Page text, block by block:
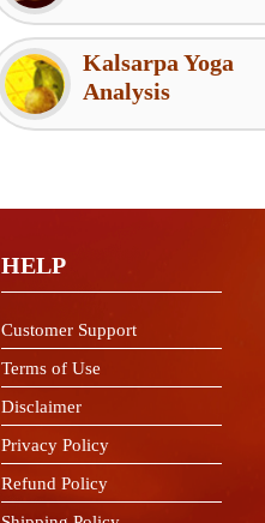
Kalsarpa Yoga
Analysis
HELP
Customer Support
Terms of Use
Disclaimer
Privacy Policy
Refund Policy